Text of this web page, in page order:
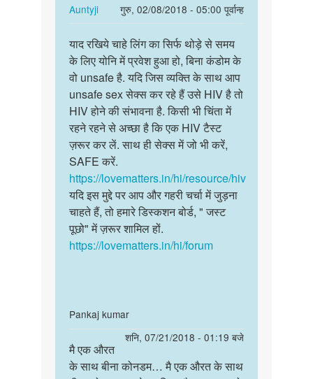
एक
by
सुमित
कोनडम…
Auntyji
गुरु, 02/08/2018 - 05:00 पूर्वान्ह
In
reply
to
मै
एक
औरत
के
साथ
बीना
कोनडम…
by
gautam
sarma
याद
रखिये
चाहे
लिंग
का
सिर्फ…
याद रखिये चाहे लिंग का सिर्फ थोड़े से समय
के लिए योनि में प्रवेश हुआ हो, बिना कंडोम के
वो unsafe है. यदि जिस व्यक्ति के साथ आप
unsafe sex सेक्स कर रहे हैं उसे HIV है तो
HIV होने की संभावना है. किसी भी चिंता में
रहने रहने से अच्छा है कि एक HIV टैस्ट
ज़रूर कर लें. साथ ही सेक्स में जो भी करें,
SAFE करें.
https://lovematters.in/hi/resource/hiv
यदि इस मुद्दे पर आप और गहरी चर्चा में जुड़ना
चाहते हैं, तो हमारे डिस्कशन बोर्ड, " जस्ट
पूछो" में ज़रूर शामिल हों.
https://lovematters.in/hi/forum
Pankaj kumar
शनि, 07/21/2018 - 01:19 बजे
In
reply
मै
मै
एक
मै एक औरत
के साथ बीना कोनडम… मै एक औरत के साथ